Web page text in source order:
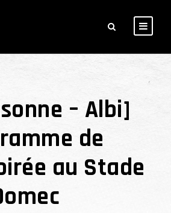
– Albi]
de
au Stade